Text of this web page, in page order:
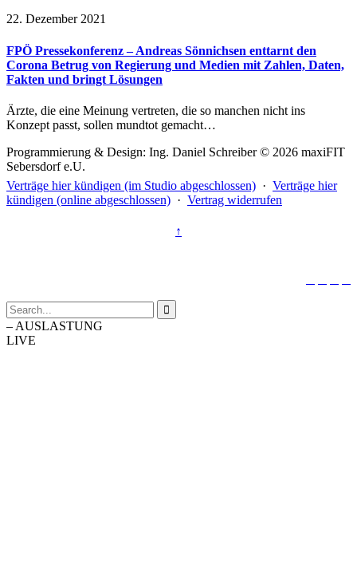
22. Dezember 2021
FPÖ Pressekonferenz – Andreas Sönnichsen enttarnt den
Corona Betrug von Regierung und Medien mit Zahlen, Daten,
Fakten und bringt Lösungen
Ärzte, die eine Meinung vertreten, die so manchen nicht ins
Konzept passt, sollen mundtot gemacht…
Programmierung & Design: Ing. Daniel Schreiber © 2026 maxiFIT
Sebersdorf e.U.
Verträge hier kündigen (im Studio abgeschlossen) · Verträge hier
kündigen (online abgeschlossen) · Vertrag widerrufen
↑

– AUSLASTUNG
LIVE